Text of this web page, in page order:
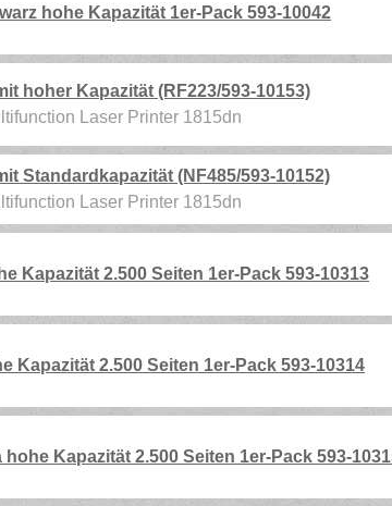
hohe Kapazität 1er-Pack 593-10042
hoher Kapazität (RF223/593-10153)
Laser Printer 1815dn
Standardkapazität (NF485/593-10152)
Laser Printer 1815dn
Kapazität 2.500 Seiten 1er-Pack 593-10313
Kapazität 2.500 Seiten 1er-Pack 593-10314
Kapazität 2.500 Seiten 1er-Pack 593-